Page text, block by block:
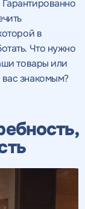
в
Что нужно
товары или
знакомым?